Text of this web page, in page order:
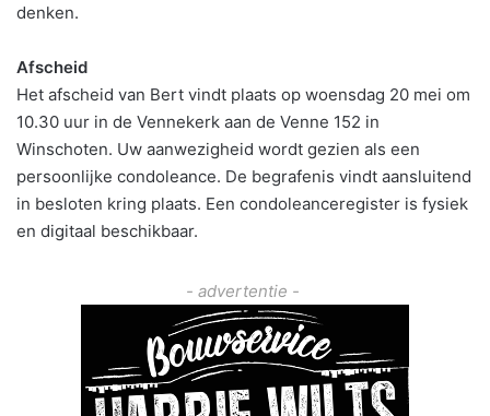
denken.
Afscheid
Het afscheid van Bert vindt plaats op woensdag 20 mei om
10.30 uur in de Vennekerk aan de Venne 152 in
Winschoten. Uw aanwezigheid wordt gezien als een
persoonlijke condoleance. De begrafenis vindt aansluitend
in besloten kring plaats. Een condoleanceregister is fysiek
en digitaal beschikbaar.
- advertentie -